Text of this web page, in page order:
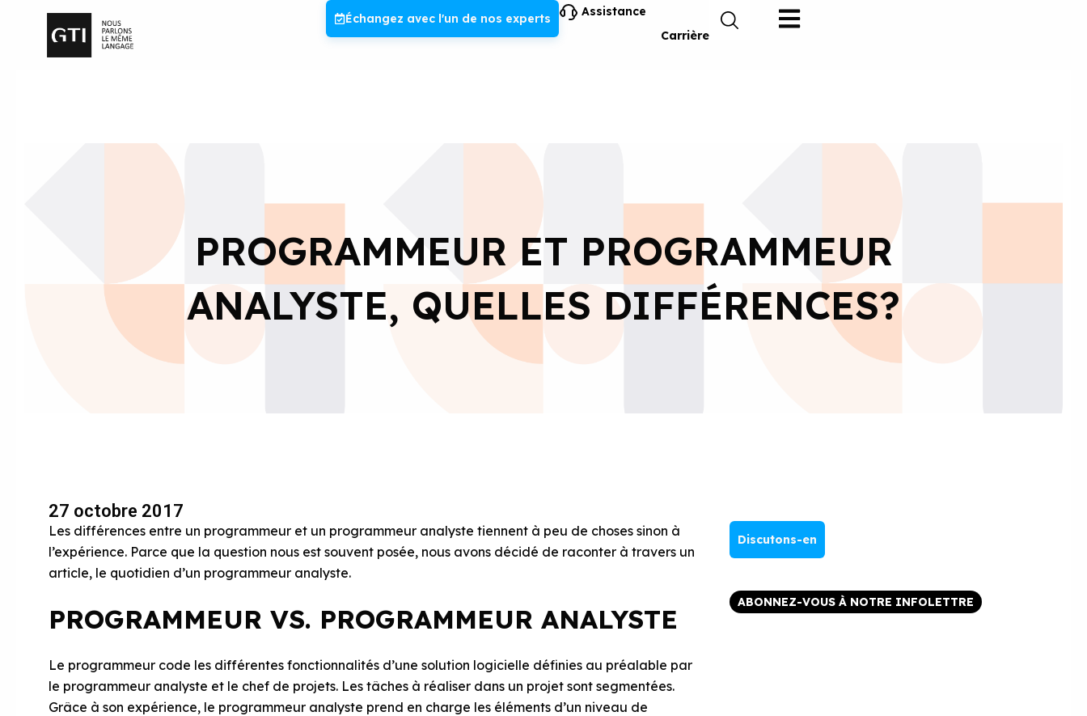
Échangez avec l'un de nos experts
Assistance
Carrière
PROGRAMMEUR ET PROGRAMMEUR
ANALYSTE, QUELLES DIFFÉRENCES?
27 octobre 2017
Les différences entre un programmeur et un programmeur analyste tiennent à peu de choses sinon à
l’expérience. Parce que la question nous est souvent posée, nous avons décidé de raconter à travers un
article, le quotidien d’un programmeur analyste.
PROGRAMMEUR VS. PROGRAMMEUR ANALYSTE
Le programmeur code les différentes fonctionnalités d’une solution logicielle définies au préalable par
le programmeur analyste et le chef de projets. Les tâches à réaliser dans un projet sont segmentées.
Grâce à son expérience, le programmeur analyste prend en charge les éléments d’un niveau de
Discutons-en
ABONNEZ-VOUS À NOTRE INFOLETTRE